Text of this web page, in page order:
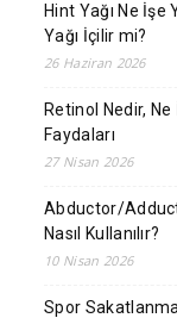
Hint Yağı Ne İşe
Yağı İçilir mi?
26 Haziran 2026
Retinol Nedir, Ne
Faydaları
27 Nisan 2026
Abductor/
Nasıl Kullanılır?
10 Nisan 2026
Spor